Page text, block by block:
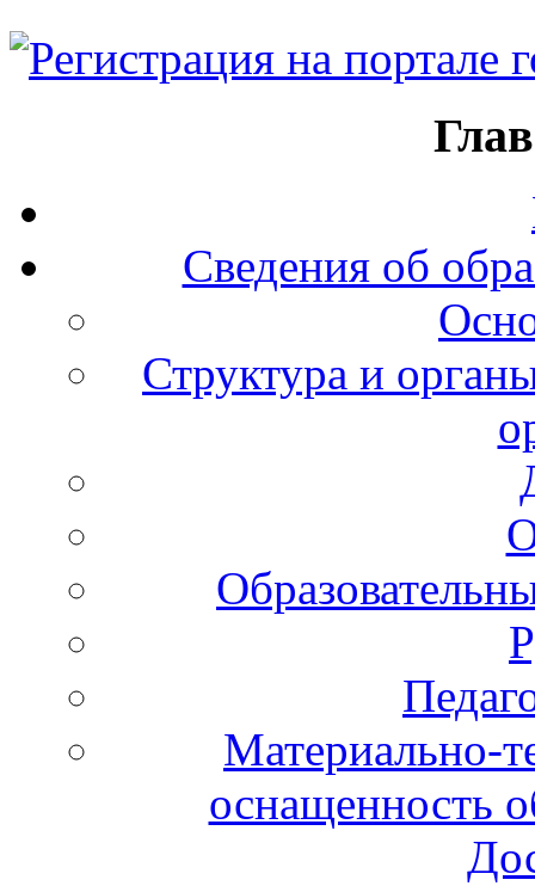
Сведения об
Структура и
Материально-
оснащенность